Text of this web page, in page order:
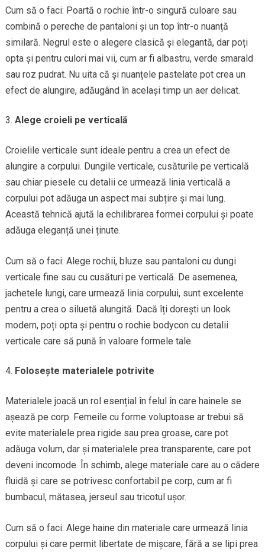
Cum să o faci: Poartă o rochie într-o singură culoare sau
combină o pereche de pantaloni și un top într-o nuanță
similară. Negrul este o alegere clasică și elegantă, dar poți
opta și pentru culori mai vii, cum ar fi albastru, verde smarald
sau roz pudrat. Nu uita că și nuanțele pastelate pot crea un
efect de alungire, adăugând în același timp un aer delicat.
Alege croieli pe verticală
Croielile verticale sunt ideale pentru a crea un efect de
alungire a corpului. Dungile verticale, cusăturile pe verticală
sau chiar piesele cu detalii ce urmează linia verticală a
corpului pot adăuga un aspect mai subțire și mai lung.
Această tehnică ajută la echilibrarea formei corpului și poate
adăuga eleganță unei ținute.
Cum să o faci: Alege rochii, bluze sau pantaloni cu dungi
verticale fine sau cu cusături pe verticală. De asemenea,
jachetele lungi, care urmează linia corpului, sunt excelente
pentru a crea o siluetă alungită. Dacă îți dorești un look
modern, poți opta și pentru o rochie bodycon cu detalii
verticale care să pună în valoare formele tale.
Folosește materialele potrivite
Materialele joacă un rol esențial în felul în care hainele se
așează pe corp. Femeile cu forme voluptoase ar trebui să
evite materialele prea rigide sau prea groase, care pot
adăuga volum, dar și materialele prea transparente, care pot
deveni incomode. În schimb, alege materiale care au o cădere
fluidă și care se potrivesc confortabil pe corp, cum ar fi
bumbacul, mătasea, jerseul sau tricotul ușor.
Cum să o faci: Alege haine din materiale care urmează linia
corpului și care permit libertate de mișcare, fără a se lipi prea